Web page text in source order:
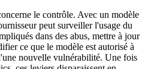
le contrôle. Avec un modèle
peut surveiller l'usage du
dans des abus, mettre à jour
ce que le modèle est autorisé à
nouvelle vulnérabilité. Une fois